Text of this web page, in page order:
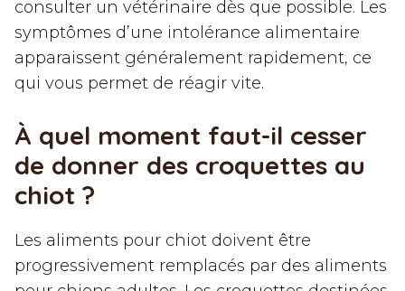
consulter un vétérinaire dès que possible. Les
symptômes d’une intolérance alimentaire
apparaissent généralement rapidement, ce
qui vous permet de réagir vite.
À quel moment faut-il cesser
de donner des croquettes au
chiot ?
Les aliments pour chiot doivent être
progressivement remplacés par des aliments